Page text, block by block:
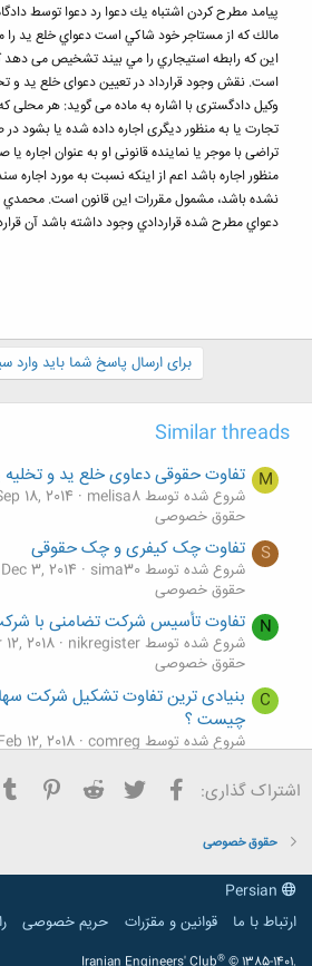
پیامد مطرح كردن اشتباه یك دعوا رد دعوا توسط
مالك كه از مستاجر خود شاكي است دعواي خلع ید
این كه رابطه استیجاري را مي بیند تشخیص می دهد
وكیل دادگستری با اشاره به ماده می گوید: هر محلی
تجارت یا به منظور دیگری اجاره داده شده یا
تراضی با موجر یا نماینده قانونی او به عنوان اجاره
منظور اجاره باشد اعم از اینكه نسبت به مورد اجاره
نشده باشد، مشمول مقررات این قانون است. محمدي
دعواي مطرح شده قراردادي وجود داشته باشد آن
برای ارسال پاسخ شما باید وارد
Similar threads
M تفاوت حقوقی دعاوی خلع ید و تخلیه
شروع شده توسط melisa8 18, 2014
حقوق خصوصی
S تفاوت چک کیفری و چک حقوقی
شروع شده توسط sima30 Dec 3, 2014
حقوق خصوصی
N تفاوت تأسیس شرکت تضامنی با
شروع شده توسط nikregister 2018
حقوق خصوصی
C
بنیادی ترین تفاوت تشکیل شرکت
چیست ؟
شروع شده توسط comreg 12, 2018
P تفاوت" برات" و "ال سی" در چیست؟
حقوق خصوصی
اشتراک گذاری: فیسبوک تویتر Reddit
حقوق خصوصی
ارتباط با ما
قوانین و مقرّرات حریم خصوصی
®